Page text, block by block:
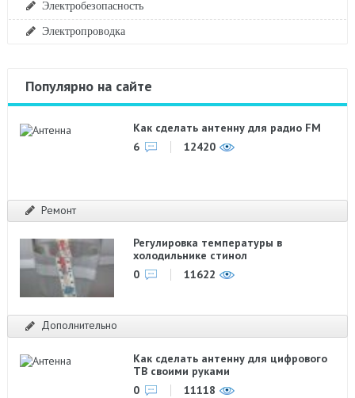
Электробезопасность
Электропроводка
Популярно на сайте
Как сделать антенну для радио FM
6
12420
Ремонт
Регулировка температуры в
холодильнике стинол
0
11622
Дополнительно
Как сделать антенну для цифрового
ТВ своими руками
0
11118